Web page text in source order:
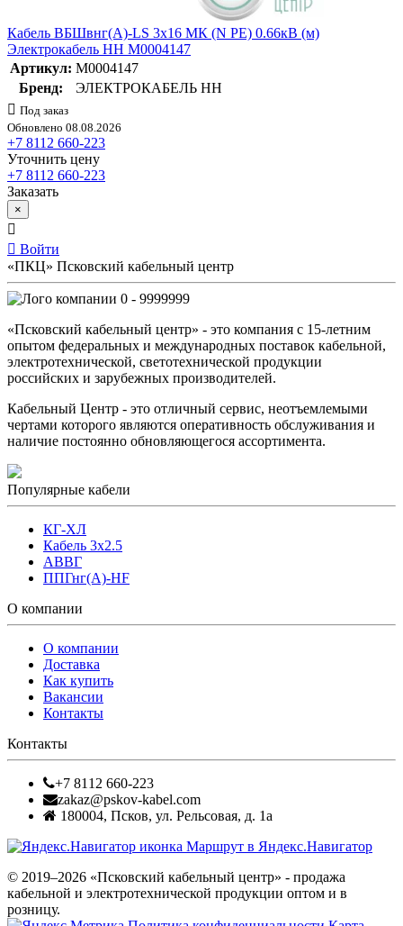
Кабель ВБШвнг(А)-LS 3х16 МК (N PE) 0.66кВ (м)
Электрокабель НН M0004147
Артикул: M0004147
Бренд:
ЭЛЕКТРОКАБЕЛЬ НН
Под заказ
Обновлено 08.08.2026
+7 8112 660-223
Уточнить цену
+7 8112 660-223
Заказать
×
Войти
«ПКЦ» Псковский кабельный центр
0 - 9999999
«Псковский кабельный центр» - это компания с 15-летним
опытом федеральных и международных поставок кабельной,
электротехнической, светотехнической продукции
российских и зарубежных производителей.
Кабельный Центр - это отличный сервис, неотъемлемыми
чертами которого являются оперативность обслуживания и
наличие постоянно обновляющегося ассортимента.
Популярные кабели
КГ-ХЛ
Кабель 3x2.5
АВВГ
ППГнг(А)-HF
О компании
О компании
Доставка
Как купить
Вакансии
Контакты
Контакты
+7 8112 660-223
zakaz@pskov-kabel.com
180004, Псков, ул. Рельсовая, д. 1а
Маршрут в Яндекс.Навигатор
© 2019–2026 «Псковский кабельный центр» - продажа
кабельной и электротехнической продукции оптом и в
розницу.